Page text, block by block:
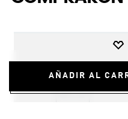
AÑADIR AL